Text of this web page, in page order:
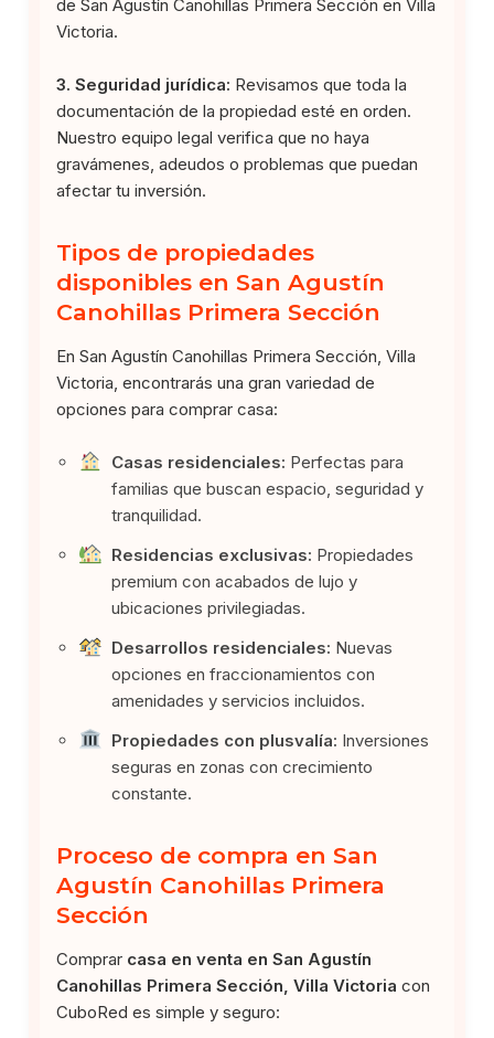
de San Agustín Canohillas Primera Sección en Villa
Victoria.
3. Seguridad jurídica: Revisamos que toda la
documentación de la propiedad esté en orden.
Nuestro equipo legal verifica que no haya
gravámenes, adeudos o problemas que puedan
afectar tu inversión.
Tipos de propiedades
disponibles en San Agustín
Canohillas Primera Sección
En San Agustín Canohillas Primera Sección, Villa
Victoria, encontrarás una gran variedad de
opciones para comprar casa:
Casas residenciales: Perfectas para
familias que buscan espacio, seguridad y
tranquilidad.
Residencias exclusivas: Propiedades
premium con acabados de lujo y
ubicaciones privilegiadas.
Desarrollos residenciales: Nuevas
opciones en fraccionamientos con
amenidades y servicios incluidos.
Propiedades con plusvalía: Inversiones
seguras en zonas con crecimiento
constante.
Proceso de compra en San
Agustín Canohillas Primera
Sección
Comprar casa en venta en San Agustín
Canohillas Primera Sección, Villa Victoria con
CuboRed es simple y seguro: